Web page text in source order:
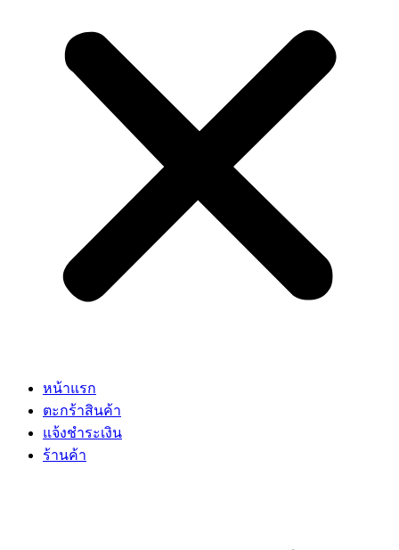
หน้าแรก
ตะกร้าสินค้า
แจ้งชำระเงิน
ร้านค้า